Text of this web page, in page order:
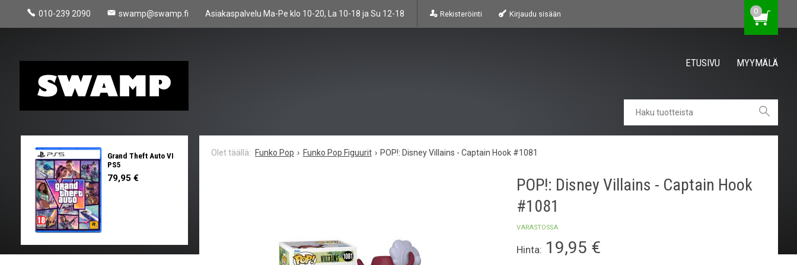
010-239 2090 swamp@swamp.fi Asiakaspalvelu Ma-Pe klo 10-20, La 10-18 ja Su 12-18 Rekisteröinti Kirjaudu sisään 0
ETUSIVU MYYMÄLÄ
Funko Pop Funko Pop Figuurit POP!: Disney Villains - Captain Hook #1081
POP!: Disney Villains - Captain Hook
#1081
VARASTOSSA
Hinta: 19,95 €
Grand Theft Auto VI
PS5
79,95 €